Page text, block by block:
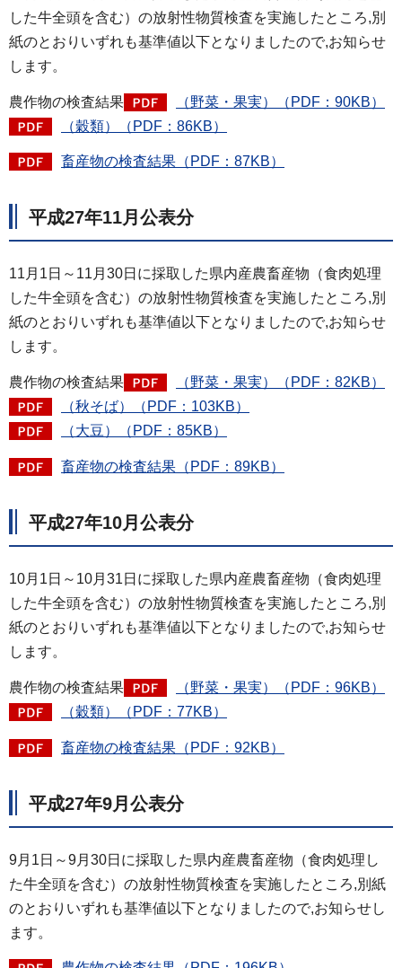
した牛全頭を含む）の放射性物質検査を実施したところ,別
紙のとおりいずれも基準値以下となりましたので,お知らせ
します。
農作物の検査結果
（野菜・果実）（PDF：90KB）
（穀類）（PDF：86KB）
畜産物の検査結果（PDF：87KB）
平成27年11月公表分
11月1日～11月30日に採取した県内産農畜産物（食肉処理
した牛全頭を含む）の放射性物質検査を実施したところ,別
紙のとおりいずれも基準値以下となりましたので,お知らせ
します。
農作物の検査結果
（野菜・果実）（PDF：82KB）
（秋そば）（PDF：103KB）
（大豆）（PDF：85KB）
畜産物の検査結果（PDF：89KB）
平成27年10月公表分
10月1日～10月31日に採取した県内産農畜産物（食肉処理
した牛全頭を含む）の放射性物質検査を実施したところ,別
紙のとおりいずれも基準値以下となりましたので,お知らせ
します。
農作物の検査結果
（野菜・果実）（PDF：96KB）
（穀類）（PDF：77KB）
畜産物の検査結果（PDF：92KB）
平成27年9月公表分
9月1日～9月30日に採取した県内産農畜産物（食肉処理し
た牛全頭を含む）の放射性物質検査を実施したところ,別紙
のとおりいずれも基準値以下となりましたので,お知らせし
ます。